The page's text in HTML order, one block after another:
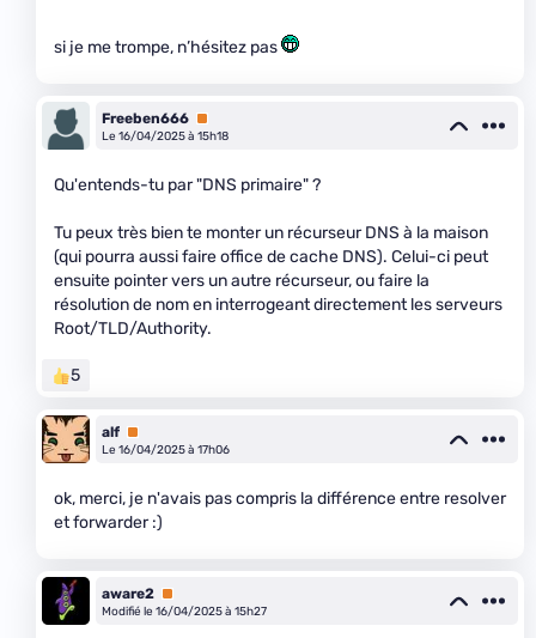
si je me trompe, n’hésitez pas
Freeben666 Premium
Le 16/04/2025 à 15h18
Qu'entends-tu par "DNS primaire" ?
Tu peux très bien te monter un récurseur DNS à la maison
(qui pourra aussi faire office de cache DNS). Celui-ci peut
ensuite pointer vers un autre récurseur, ou faire la
résolution de nom en interrogeant directement les serveurs
Root/TLD/Authority.
5
alf Premium
Le 16/04/2025 à 17h06
ok, merci, je n'avais pas compris la différence entre resolver
et forwarder :)
aware2 Premium
Modifié le 16/04/2025 à 15h27